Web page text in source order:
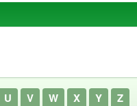
U V W X Y Z